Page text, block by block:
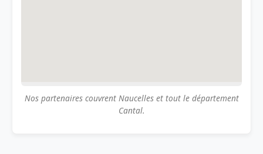
Nos partenaires couvrent Naucelles et tout le département
Cantal.